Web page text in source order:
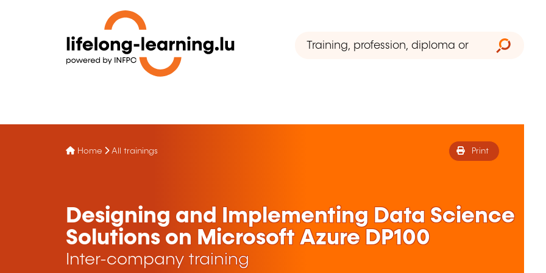
Home All trainings Print
Designing and Implementing Data Science
Solutions on Microsoft Azure DP100
Inter-company training